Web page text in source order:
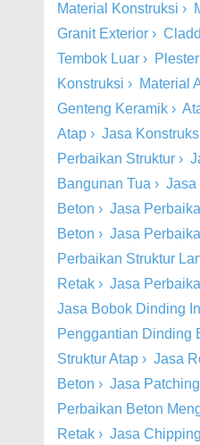
Material Konstruksi ›
Granit Exterior ›
Tembok Luar ›
Konstruksi › Material
Genteng Keramik ›
Atap › Jasa
Perbaikan Struktur ›
Bangunan Tua › Jasa
Beton › Jasa
Beton › Jasa
Perbaikan Struktur
Retak › Jasa
Jasa Bobok Dinding
Penggantian Dinding
Struktur Atap › Jasa
Beton › Jasa
Perbaikan Beton
Retak › Jasa